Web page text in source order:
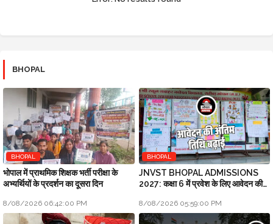
BHOPAL
BHOPAL
भोपाल में प्राथमिक शिक्षक भर्ती परीक्षा के
अभ्यर्थियों के प्रदर्शन का दूसरा दिन
8/08/2026 06:42:00 PM
BHOPAL
JNVST BHOPAL ADMISSIONS
2027: कक्षा 6 में प्रवेश के लिए आवेदन की
8/08/2026 05:59:00 PM